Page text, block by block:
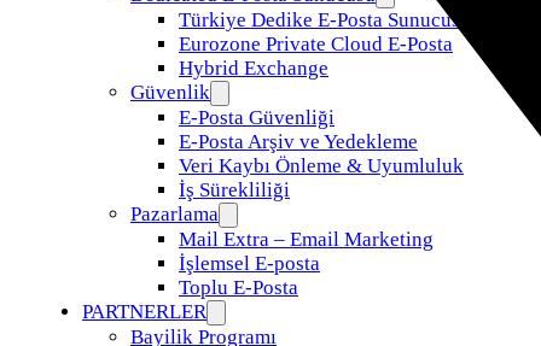
Türkiye Dedike E-Posta Sunucusu
Eurozone Private Cloud E-Posta
Hybrid Exchange
Güvenlik
E-Posta Güvenliği
E-Posta Arşiv ve Yedekleme
Veri Kaybı Önleme & Uyumluluk
İş Sürekliliği
Pazarlama
Mail Extra – Email Marketing
İşlemsel E-posta
Toplu E-Posta
PARTNERLER
Bayilik Programı